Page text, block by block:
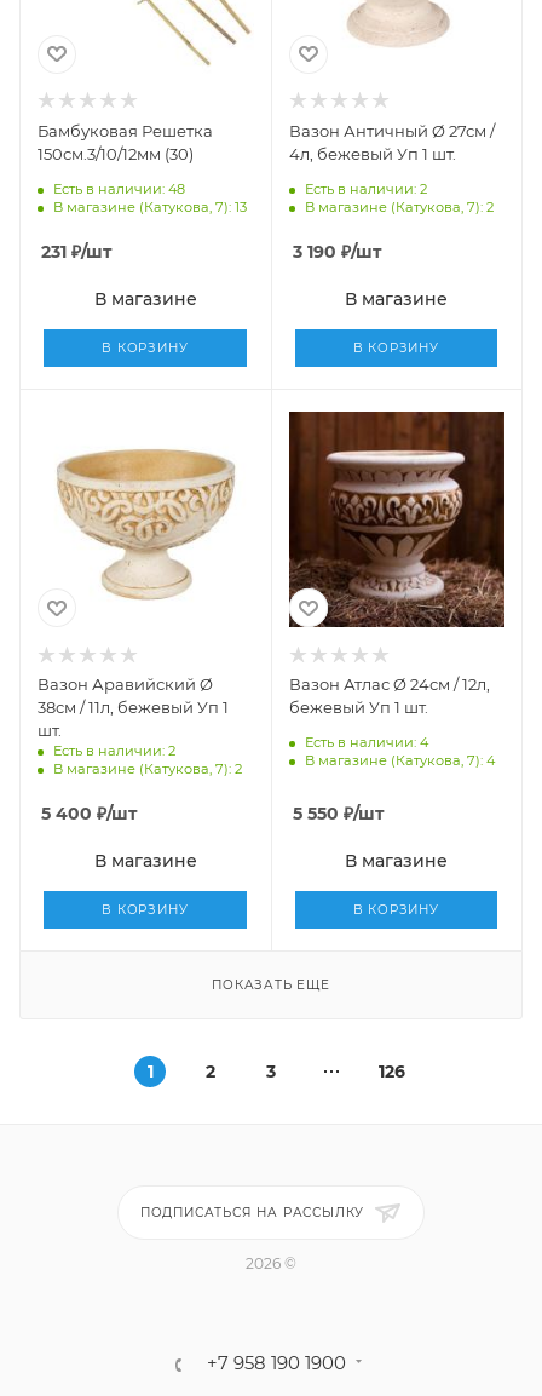
Бамбуковая Решетка
150см.3/10/12мм (30)
Есть в наличии: 48
В магазине (Катукова, 7): 13
231 ₽/шт
В магазине
В КОРЗИНУ
Вазон Античный Ø 27см /
4л, бежевый Уп 1 шт.
Есть в наличии: 2
В магазине (Катукова, 7): 2
3 190 ₽/шт
В магазине
В КОРЗИНУ
Вазон Аравийский Ø
38см / 11л, бежевый Уп 1
шт.
Есть в наличии: 2
В магазине (Катукова, 7): 2
5 400 ₽/шт
В магазине
В КОРЗИНУ
Вазон Атлас Ø 24см / 12л,
бежевый Уп 1 шт.
Есть в наличии: 4
В магазине (Катукова, 7): 4
5 550 ₽/шт
В магазине
В КОРЗИНУ
ПОКАЗАТЬ ЕЩЕ
1 2 3 126
ПОДПИСАТЬСЯ НА РАССЫЛКУ
2026 ©
+7 958 190 1900